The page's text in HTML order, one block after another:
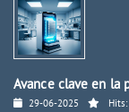
Avance clave en la
29-06-2025 Hits: